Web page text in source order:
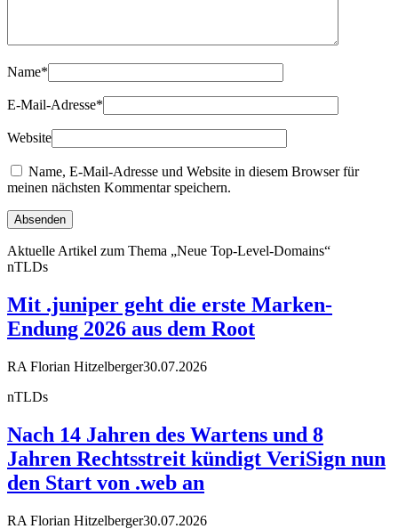
Name*
E-Mail-Adresse*
Website
Name, E-Mail-Adresse und Website in diesem Browser für
meinen nächsten Kommentar speichern.
Aktuelle Artikel zum Thema „Neue Top-Level-Domains“
nTLDs
Mit .juniper geht die erste Marken-
Endung 2026 aus dem Root
RA Florian Hitzelberger30.07.2026
nTLDs
Nach 14 Jahren des Wartens und 8
Jahren Rechtsstreit kündigt VeriSign nun
den Start von .web an
RA Florian Hitzelberger30.07.2026